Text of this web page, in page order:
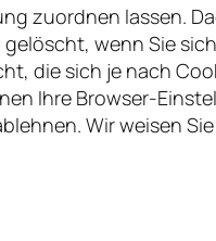
zuordnen lassen.
wenn Sie
die sich je nach
Ihre Browser-
Wir weisen